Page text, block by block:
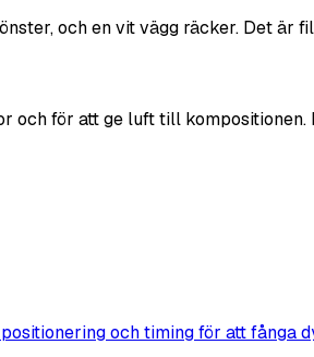
och en vit vägg räcker. Det är
för att ge luft till
och timing för att fånga